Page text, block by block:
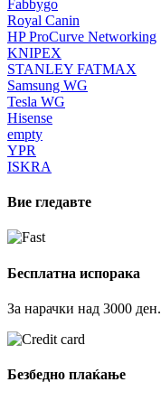
Fabbygo
Royal Canin
HP ProCurve Networking
KNIPEX
STANLEY FATMAX
Samsung WG
Tesla WG
Hisense
empty
YPR
ISKRA
Вие гледавте
Бесплатна испорака
За нарачки над 3000 ден.
Безбедно плаќање